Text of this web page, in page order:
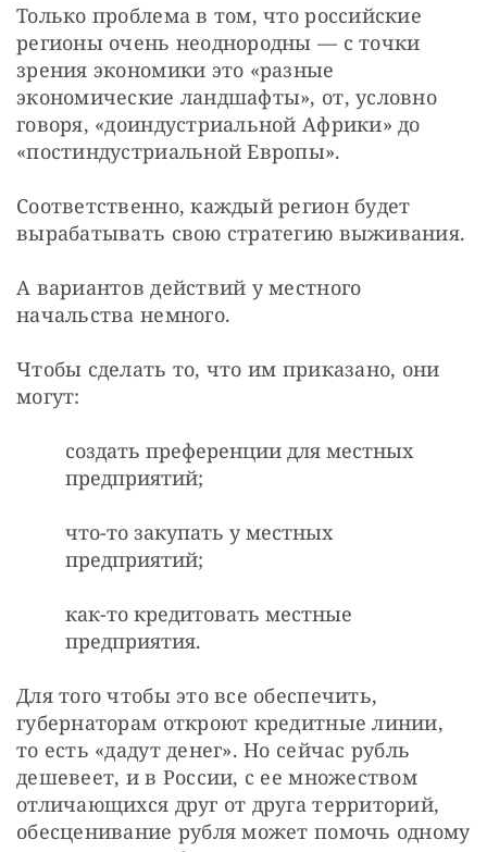
Только проблема в том, что российские
регионы очень неоднородны — с точки
зрения экономики это «разные
экономические ландшафты», от, условно
говоря, «доиндустриальной Африки» до
«постиндустриальной Европы».
Соответственно, каждый регион будет
вырабатывать свою стратегию выживания.
А вариантов действий у местного
начальства немного.
Чтобы сделать то, что им приказано, они
могут:
создать преференции для местных
предприятий;
что-то закупать у местных
предприятий;
как-то кредитовать местные
предприятия.
Для того чтобы это все обеспечить,
губернаторам откроют кредитные линии,
то есть «дадут денег». Но сейчас рубль
дешевеет, и в России, с ее множеством
отличающихся друг от друга территорий,
обесценивание рубля может помочь одному